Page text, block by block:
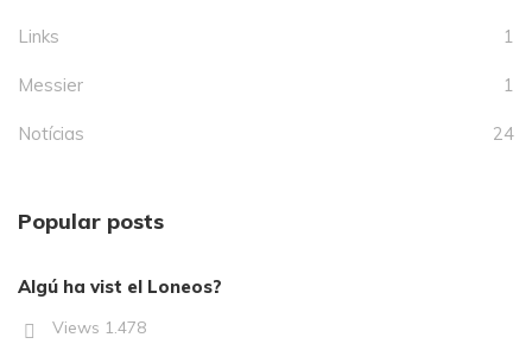
Links 1
Messier 1
Notícias 24
Popular posts
Algú ha vist el Loneos?
Views 1.478